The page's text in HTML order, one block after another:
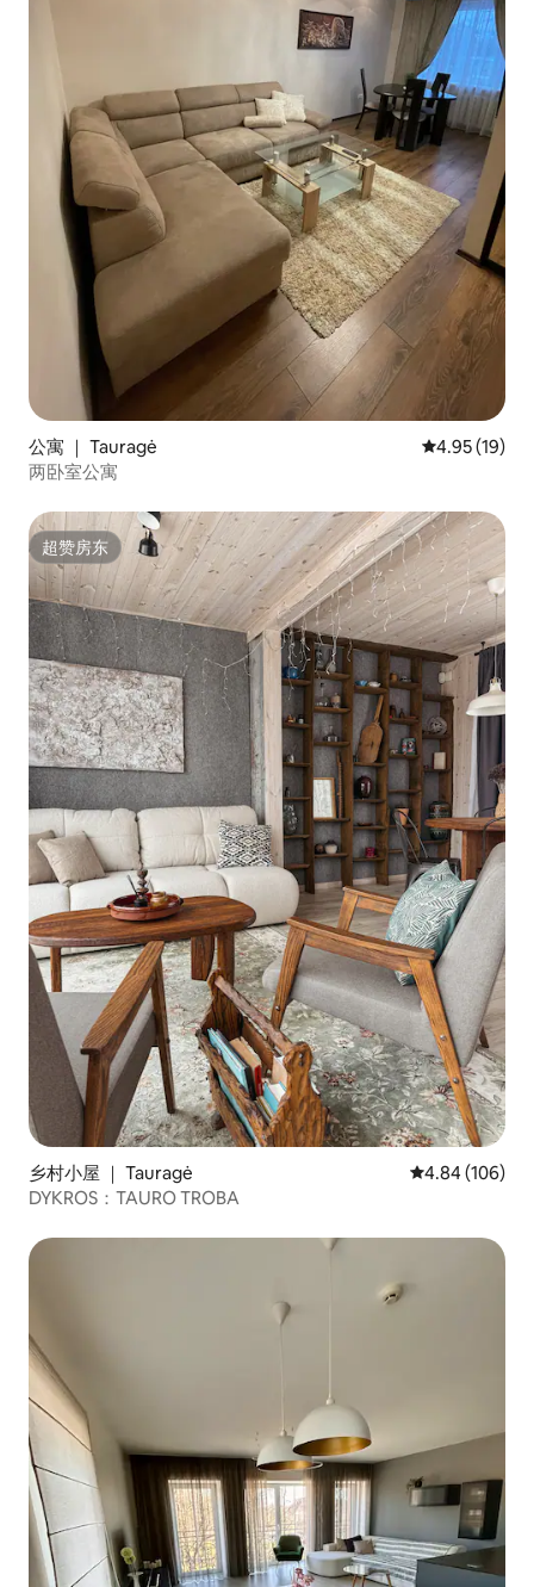
公寓 ｜ Tauragė 平均评分
4.95 (19)
两卧室公寓
超赞房东
超赞房东
乡村小屋 ｜ Tauragė 平均评分 4.84
4.84 (106)
DYKROS：TAURO TROBA